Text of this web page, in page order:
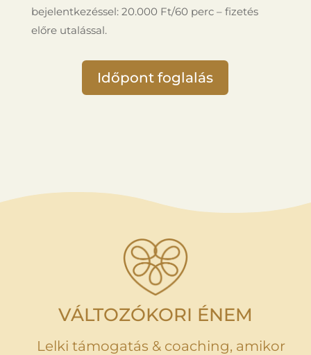
bejelentkezéssel: 20.000 Ft/60 perc – fizetés
előre utalással.
Időpont foglalás
VÁLTOZÓKORI ÉNEM
Lelki támogatás & coaching, amikor